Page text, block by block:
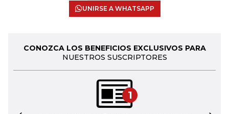
UNIRSE A WHATSAPP
CONOZCA LOS BENEFICIOS EXCLUSIVOS PARA
NUESTROS SUSCRIPTORES
1